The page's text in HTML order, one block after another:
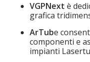
VGPNext è
grafica
ArTube
componenti e
impianti